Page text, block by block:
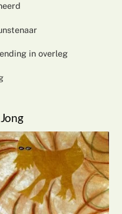
in overleg